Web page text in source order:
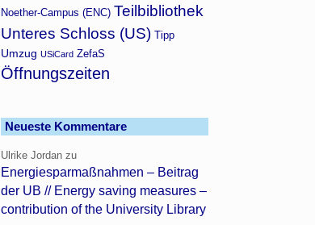
Noether-Campus (ENC) Teilbibliothek
Unteres Schloss (US)
Tipp
Umzug USiCard ZefaS
Öffnungszeiten
Neueste Kommentare
Ulrike Jordan zu
Energiesparmaßnahmen – Beitrag
der UB // Energy saving measures –
contribution of the University Library